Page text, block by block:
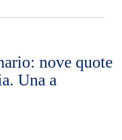
nove quote
Una a